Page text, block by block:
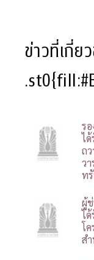
ข่าวที่เกี่ย
ร
ไ
ถ
ว
ท
ผู้
ไ
โ
ส